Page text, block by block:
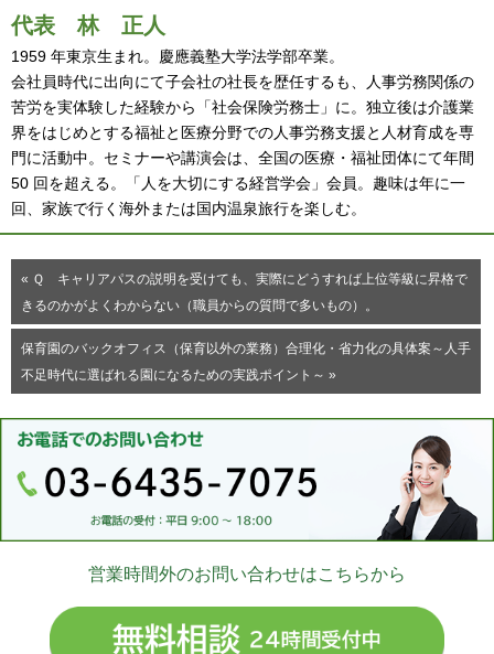
代表 林 正人
1959 年東京生まれ。慶應義塾大学法学部卒業。
会社員時代に出向にて子会社の社長を歴任するも、人事労務関係の
苦労を実体験した経験から「社会保険労務士」に。独立後は介護業
界をはじめとする福祉と医療分野での人事労務支援と人材育成を専
門に活動中。セミナーや講演会は、全国の医療・福祉団体にて年間
50 回を超える。「人を大切にする経営学会」会員。趣味は年に一
回、家族で行く海外または国内温泉旅行を楽しむ。
« Ｑ キャリアパスの説明を受けても、実際にどうすれば上位等級に昇格で
きるのかがよくわからない（職員からの質問で多いもの）。
保育園のバックオフィス（保育以外の業務）合理化・省力化の具体案～人手
不足時代に選ばれる園になるための実践ポイント～ »
営業時間外のお問い合わせはこちらから